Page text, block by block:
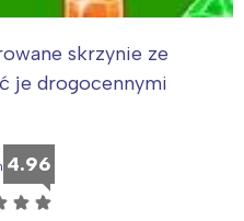
skrzynie ze
je drogocennymi
4.96
☆ ☆